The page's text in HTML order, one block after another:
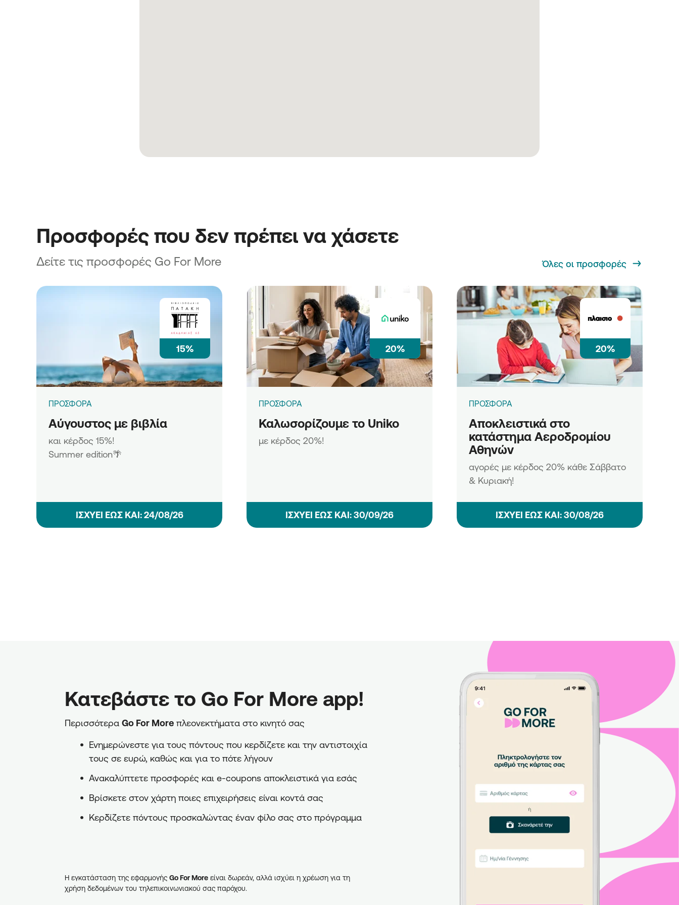
Προσφορές που δεν πρέπει να χάσετε
Δείτε τις προσφορές Go For More Όλες οι προσφορές
15%
ΠΡΟΣΦΟΡΑ
Αύγουστος με βιβλία
και κέρδος 15%!
Summer edition🌴
ΙΣΧΥΕΙ ΕΩΣ ΚΑΙ: 24/08/26
20%
ΠΡΟΣΦΟΡΑ
Καλωσορίζουμε το Uniko
με κέρδος 20%!
ΙΣΧΥΕΙ ΕΩΣ ΚΑΙ: 30/09/26
20%
ΠΡΟΣΦΟΡΑ
Αποκλειστικά στο
κατάστημα Αεροδρομίου
Αθηνών
αγορές με κέρδος 20% κάθε Σάββατο
& Κυριακή!
ΙΣΧΥΕΙ ΕΩΣ ΚΑΙ: 30/08/26
Κατεβάστε το Go For More app!
Περισσότερα Go For More πλεονεκτήματα στο κινητό σας
Ενημερώνεστε για τους πόντους που κερδίζετε και την αντιστοιχία
τους σε ευρώ, καθώς και για το πότε λήγουν
Ανακαλύπτετε προσφορές και e-coupons αποκλειστικά για εσάς
Βρίσκετε στον χάρτη ποιες επιχειρήσεις είναι κοντά σας
Κερδίζετε πόντους προσκαλώντας έναν φίλο σας στο πρόγραμμα
Η εγκατάσταση της εφαρμογής Go For More είναι δωρεάν, αλλά ισχύει η χρέωση για τη
χρήση δεδομένων του τηλεπικοινωνιακού σας παρόχου.